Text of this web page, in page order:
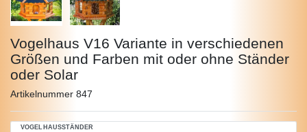
Vogelhaus V16 Variante in verschiedenen
Größen und Farben mit oder ohne Ständer
oder Solar
Artikelnummer 847
VOGELHAUSSTÄNDER